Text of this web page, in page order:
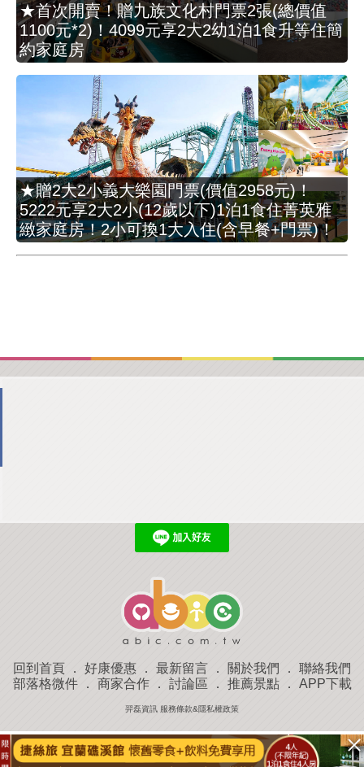
★首次開賣！贈九族文化村門票2張(總價值
1100元*2)！4099元享2大2幼1泊1食升等住簡
約家庭房
★贈2大2小義大樂園門票(價值2958元)！
5222元享2大2小(12歲以下)1泊1食住菁英雅
緻家庭房！2小可換1大入住(含早餐+門票)！
回到首頁 ． 好康優惠 ． 最新留言 ． 關於我們 ． 聯絡我們
部落格微件． 商家合作． 討論區 ． 推薦景點． APP下載
羿磊資訊 服務條款&隱私權政策